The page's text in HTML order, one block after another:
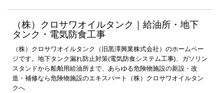
（株）クロサワオイルタンク｜給油所・地下
タンク・電気防食工事
（株）クロサワオイルタンク（旧黒澤興業株式会社）のホームペー
ジです。地下タンク漏れ防止対策(電気防食システム工事)、ガソリン
スタンドから船舶用給油所まで、あらゆる危険物施設の新設・改
造・補修なら危険物施設のエキスパート（株）クロサワオイルタン
クへ